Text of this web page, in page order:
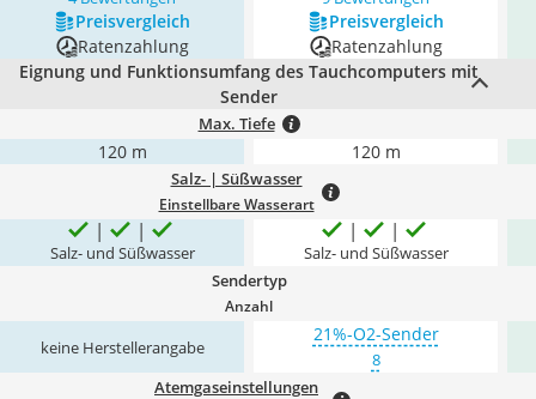
Preis­vergleich
Preis­vergleich
Ratenzahlung
Ratenzahlung
Eignung und Funktionsumfang des Tauchcomputers mit
Sender
Max. Tiefe
120 m 120 m
Salz- | Süßwasser
Einstellbare Wasserart
Salz- und Süßwasser Salz- und Süßwasser
Sendertyp
Anzahl
keine Herstellerangabe
21%-O2-Sender
8
Atemgaseinstellungen